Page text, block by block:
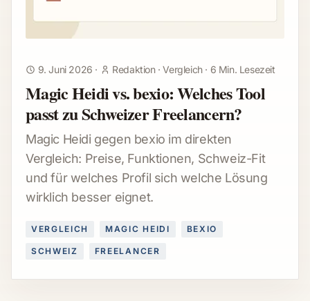
9. Juni 2026 · Redaktion·Vergleich · 6 Min. Lesezeit
Magic Heidi vs. bexio: Welches Tool
passt zu Schweizer Freelancern?
Magic Heidi gegen bexio im direkten
Vergleich: Preise, Funktionen, Schweiz-Fit
und für welches Profil sich welche Lösung
wirklich besser eignet.
VERGLEICH MAGIC HEIDI BEXIO
SCHWEIZ FREELANCER